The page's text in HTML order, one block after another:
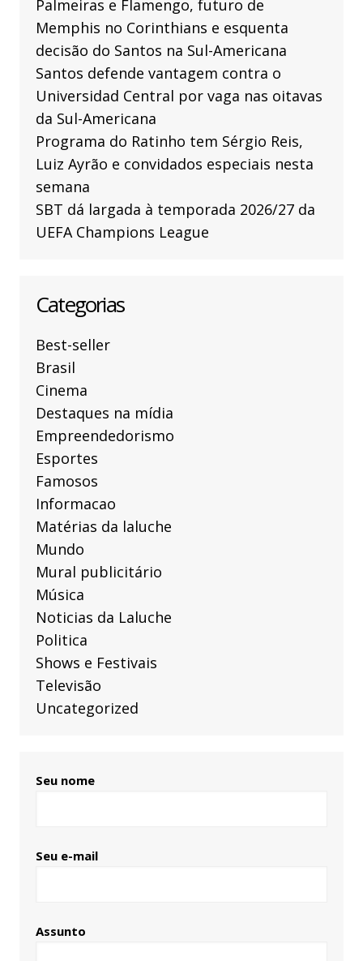
Palmeiras e Flamengo, futuro de
Memphis no Corinthians e esquenta
decisão do Santos na Sul-Americana
Santos defende vantagem contra o
Universidad Central por vaga nas oitavas
da Sul-Americana
Programa do Ratinho tem Sérgio Reis,
Luiz Ayrão e convidados especiais nesta
semana
SBT dá largada à temporada 2026/27 da
UEFA Champions League
Categorias
Best-seller
Brasil
Cinema
Destaques na mídia
Empreendedorismo
Esportes
Famosos
Informacao
Matérias da laluche
Mundo
Mural publicitário
Música
Noticias da Laluche
Politica
Shows e Festivais
Televisão
Uncategorized
Seu nome
Seu e-mail
Assunto